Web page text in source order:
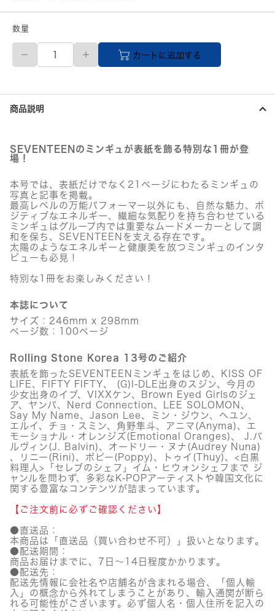
数量
Rolling
Stone
Korea
号
個
カートに追加する
商品説明
SEVENTEENのミンギュが表紙を飾る特別な1冊が登
場！
本号では、表紙だけでなく21ページにわたるミンギュの
写真と記事を掲載。
最高レベルの万能パフォーマー以外にも、自然な魅力、ポ
ジティブなエネルギー、繊細な気配りを持ち合わせている
ミンギュはグループ内では重要なムードメーカーとして調
和を保ち、SEVENTEENを支える存在です。
太陽のようなエネルギーと健康美を放つミンギュのインタ
ビューも必見！
特別な1冊をお楽しみください！
本誌について
サイズ：246mm x 298mm
ページ数：100ページ
Rolling Stone Korea 13号のご紹介
表紙を飾ったSEVENTEENミンギュをはじめ、KISS OF
LIFE、FIFTY FIFTY、 (G)I-DLE出身のスジン、今月の
少女出身のイブ、VIXXケン、Brown Eyed Girlsのジェ
ア、ヤンパ、Nerd Connection、LEE SOLOMON、
Say My Name、Jason Lee、ミン・ジウン、ヘユン、
エルイ、チョ・スミン、角野隼斗、アニマ(Anyma)、エ
モーショナル・オレンジズ(Emotional Oranges)、 J.バ
ルヴィン(J. Balvin)、オードリー・ヌナ(Audrey Nuna)
、リニー(Rini)、ポピー(Poppy)、トゥイ(Thuy)、<白黒
料理人>「セレブのシェフ」イム・ヒウォンシェフまで ジ
ャンルを問わず、多彩なK-POPアーティストや韓国文化に
関する豊富なコンテンツが詰まっています。
【ご注文前に必ずご確認ください】
●直送品：
本商品は「直送品（買い合わせ不可）」扱いとなります。
●配送期間：
商品お届けまでに、7日～14日程度かかります。
●配送先：
配送先情報に会社名や店舗名が含まれる場合、「個人輸
入」の概念から外れてしまうことがあり、輸入通関が断ら
れる可能性がございます。必ず個人名・個人住所を記入の